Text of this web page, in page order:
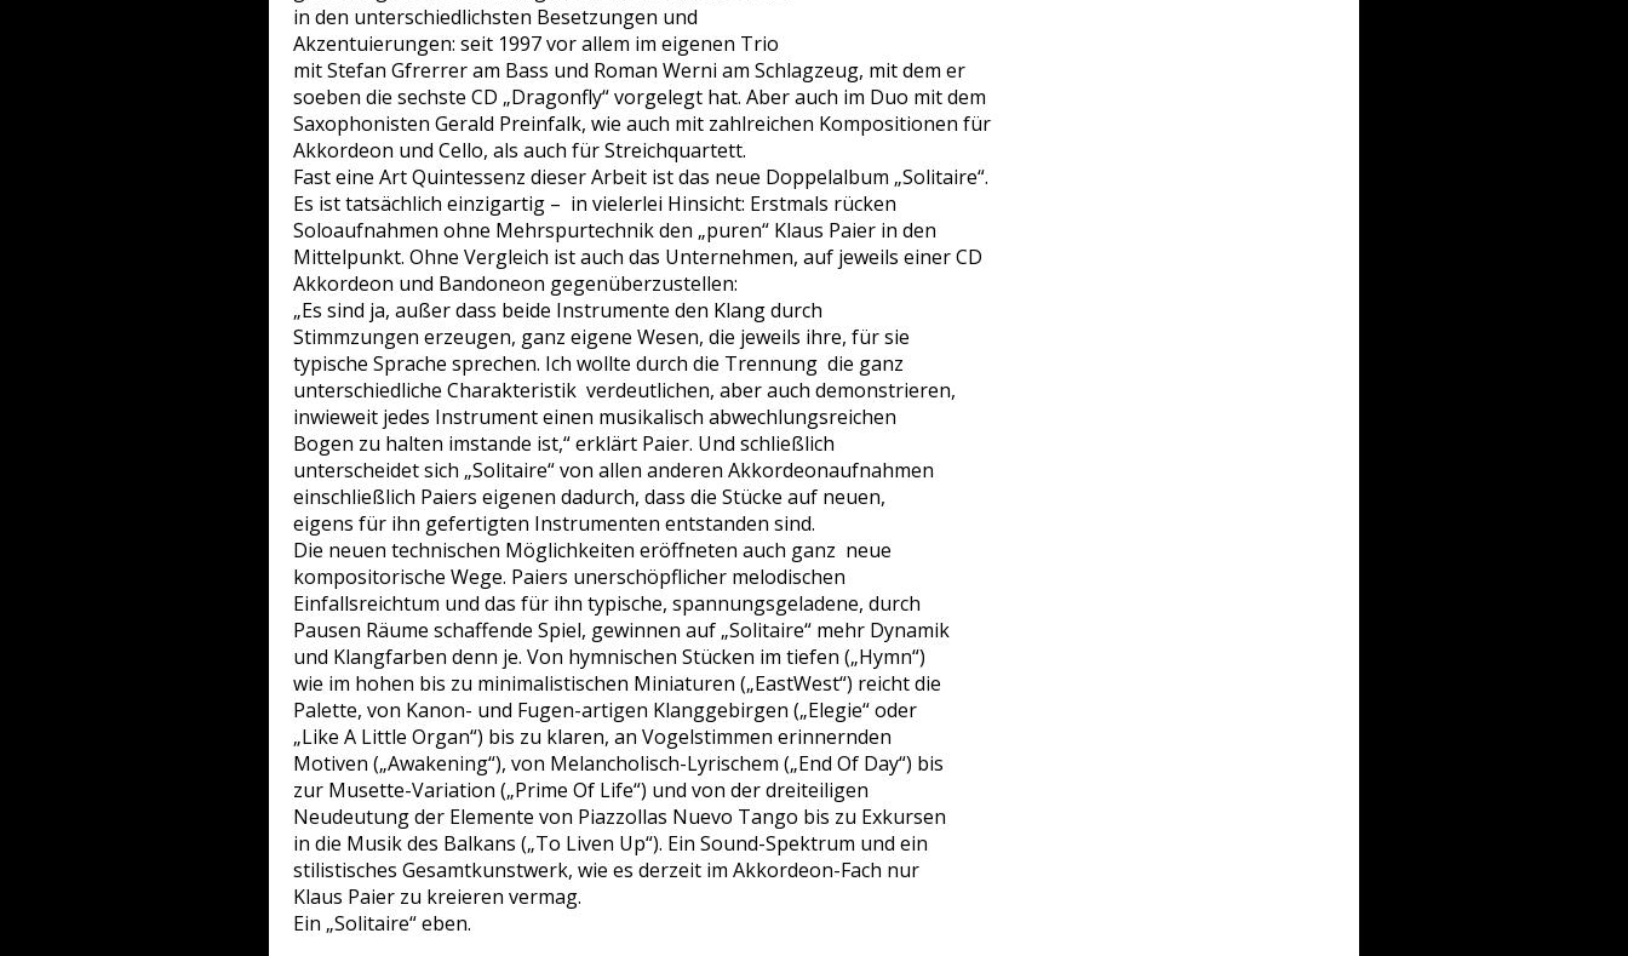
in den unterschiedlichsten Besetzungen und
Akzentuierungen: seit 1997 vor allem im eigenen Trio
mit Stefan Gfrerrer am Bass und Roman Werni am Schlagzeug, mit dem er
soeben die sechste CD „Dragonfly“ vorgelegt hat. Aber auch im Duo mit dem
Saxophonisten Gerald Preinfalk, wie auch mit zahlreichen Kompositionen für
Akkordeon und Cello, als auch für Streichquartett.
Fast eine Art Quintessenz dieser Arbeit ist das neue Doppelalbum „Solitaire“.
Es ist tatsächlich einzigartig – in vielerlei Hinsicht: Erstmals rücken
Soloaufnahmen ohne Mehrspurtechnik den „puren“ Klaus Paier in den
Mittelpunkt. Ohne Vergleich ist auch das Unternehmen, auf jeweils einer CD
Akkordeon und Bandoneon gegenüberzustellen:
„Es sind ja, außer dass beide Instrumente den Klang durch
Stimmzungen erzeugen, ganz eigene Wesen, die jeweils ihre, für sie
typische Sprache sprechen. Ich wollte durch die Trennung die ganz
unterschiedliche Charakteristik verdeutlichen, aber auch demonstrieren,
inwieweit jedes Instrument einen musikalisch abwechlungsreichen
Bogen zu halten imstande ist,“ erklärt Paier. Und schließlich
unterscheidet sich „Solitaire“ von allen anderen Akkordeonaufnahmen
einschließlich Paiers eigenen dadurch, dass die Stücke auf neuen,
eigens für ihn gefertigten Instrumenten entstanden sind.
Die neuen technischen Möglichkeiten eröffneten auch ganz neue
kompositorische Wege. Paiers unerschöpflicher melodischen
Einfallsreichtum und das für ihn typische, spannungsgeladene, durch
Pausen Räume schaffende Spiel, gewinnen auf „Solitaire“ mehr Dynamik
und Klangfarben denn je. Von hymnischen Stücken im tiefen („Hymn“)
wie im hohen bis zu minimalistischen Miniaturen („EastWest“) reicht die
Palette, von Kanon- und Fugen-artigen Klanggebirgen („Elegie“ oder
„Like A Little Organ“) bis zu klaren, an Vogelstimmen erinnernden
Motiven („Awakening“), von Melancholisch-Lyrischem („End Of Day“) bis
zur Musette-Variation („Prime Of Life“) und von der dreiteiligen
Neudeutung der Elemente von Piazzollas Nuevo Tango bis zu Exkursen
in die Musik des Balkans („To Liven Up“). Ein Sound-Spektrum und ein
stilistisches Gesamtkunstwerk, wie es derzeit im Akkordeon-Fach nur
Klaus Paier zu kreieren vermag.
Ein „Solitaire“ eben.